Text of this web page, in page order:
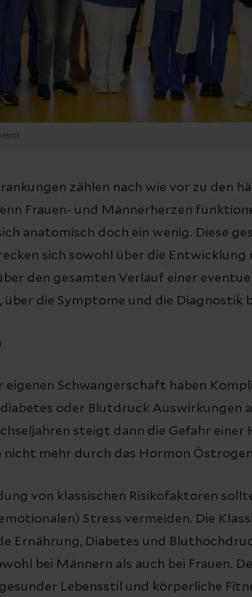
zählen nach wie vor zu den
Frauen- und Männerherzen
anatomisch doch ein wenig. Diese
sich sowohl über die Entwicklung
den gesamten Verlauf einer
über die Symptome und die Diagnostik
eigenen Schwangerschaft haben
oder Blutdruck Auswirkungen
steigt dann die Gefahr
nicht mehr durch das Hormon
von klassischen Risikofaktoren
Stress vermeiden. Die
Ernährung, Diabetes und
bei Männern als auch bei Frauen.
Lebensstil und körperliche